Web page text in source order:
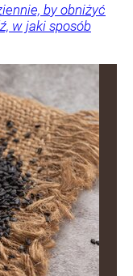
by obniżyć
w jaki sposób